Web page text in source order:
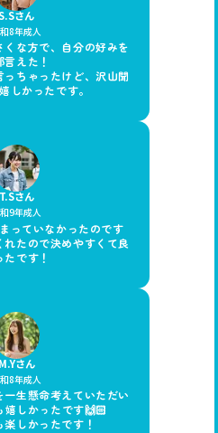
さん
8年成人
くな方で、自分の好みを
言えた！
ちゃったけど、沢山聞
しかったです。
T.Sさん
9年成人
っていなかったのです
たので決めやすくて良
たです！
M.Yさん
8年成人
生懸命考えていただい
嬉しかったです🙌🏻
しかったです！